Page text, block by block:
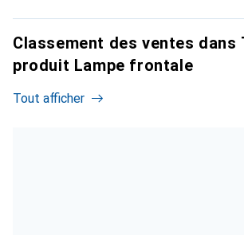
Classement des ventes dans
produit Lampe frontale
Tout afficher